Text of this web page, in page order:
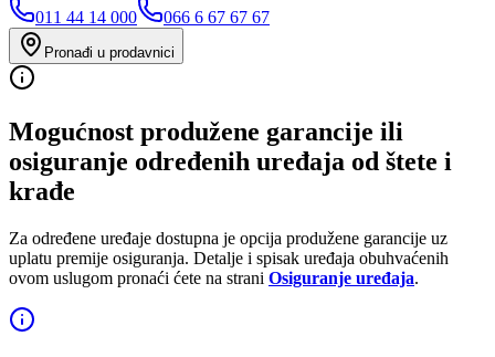
011 44 14 000
066 6 67 67 67
Pronađi u prodavnici
Mogućnost produžene garancije ili
osiguranje određenih uređaja od štete i
krađe
Za određene uređaje dostupna je opcija produžene garancije uz
uplatu premije osiguranja. Detalje i spisak uređaja obuhvaćenih
ovom uslugom pronaći ćete na strani Osiguranje uređaja.